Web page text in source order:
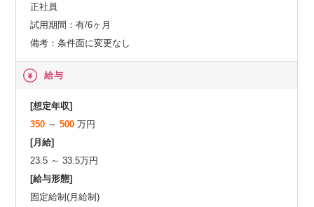
正社員
試用期間：有/6ヶ月
備考：条件面に変更なし
給与
[想定年収]
350 ～500 万円
[月給]
23.5 ～ 33.5万円
[給与形態]
固定給制(月給制)